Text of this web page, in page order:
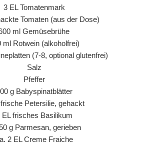
3 EL Tomatenmark
Tomaten (aus der Dose)
ml Gemüsebrühe
ml Rotwein (alkoholfrei)
(7-8, optional glutenfrei)
Salz
Pfeffer
g Babyspinatblätter
Petersilie, gehackt
EL frisches Basilikum
g Parmesan, gerieben
2 EL Creme Fraiche